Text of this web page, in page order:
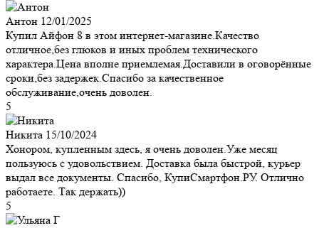
Антон 12/01/2025
Купил Айфон 8 в этом интернет-магазине.Качество
отличное,без глюков и иных проблем технического
характера.Цена вполне приемлемая.Доставили в оговорённые
сроки,без задержек.Спасибо за качественное
обслуживание,очень доволен.
5
Никита 15/10/2024
Хонором, купленным здесь, я очень доволен.Уже месяц
пользуюсь с удовольствием. Доставка была быстрой, курьер
выдал все документы. Спасибо, КупиСмартфон.РУ. Отлично
работаете. Так держать))
5